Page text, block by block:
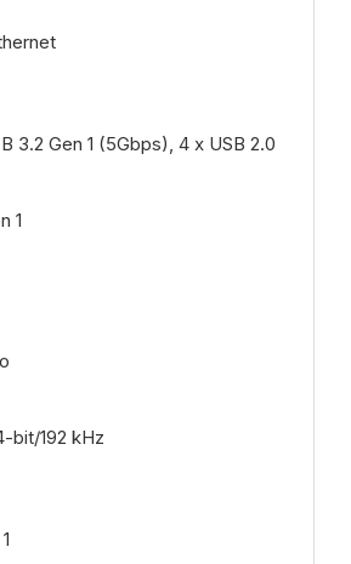
3.2 Gen 1 (5Gbps), 4 x USB 2.0
1
bit/192 kHz